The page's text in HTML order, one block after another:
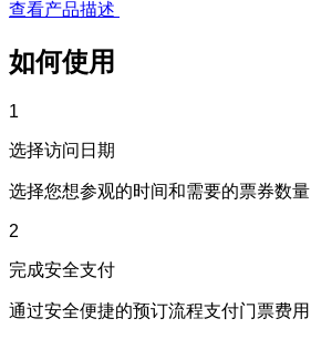
查看产品描述
如何使用
1
选择访问日期
选择您想参观的时间和需要的票券数量
2
完成安全支付
通过安全便捷的预订流程支付门票费用